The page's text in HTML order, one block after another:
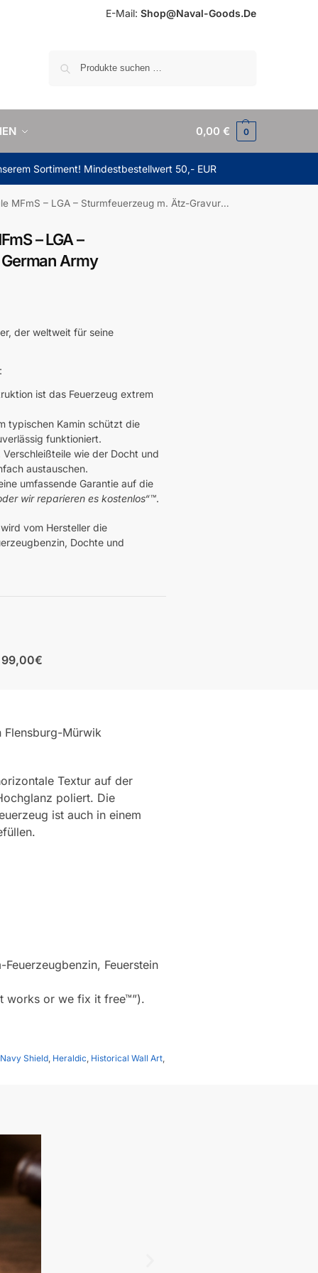
E-Mail: Shop@Naval-Goods.De
0,00€ 0
Sortiment! Mindestbestellwert 50,- EUR
– LGA – Sturmfeuerzeug m. Ätz-Gravur – German Army
– LGA –
Army
der weltweit für seine
ist das Feuerzeug extrem
typischen Kamin schützt die
funktioniert.
wie der Docht und
austauschen.
umfassende Garantie auf die
wir reparieren es kostenlos“™.
vom Hersteller die
Dochte und
99,00€
Flensburg-Mürwik
Textur auf der
poliert. Die
ist auch in einem
Feuerstein
works or we fix it free™”).
Shield, Heraldic, Historical Wall Art,